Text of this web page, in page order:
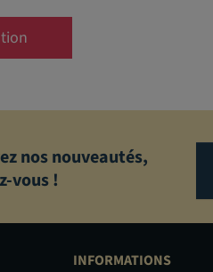
nos nouveautés,
vous !
INFORMATIONS